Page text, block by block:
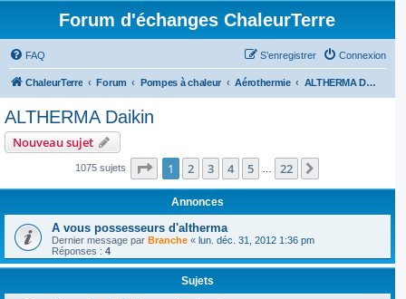
Forum d'échanges ChaleurTerre
FAQ Connexion
S’enregistrer
ChaleurTerre Forum Pompes à chaleur Aérothermie ALTHERMA Daikin
ALTHERMA Daikin
Nouveau sujet
1075 sujets Page 1sur22
1 2 3 4 5 22
Annonces
A vous possesseurs d'altherma
Dernier message par Branche « lun. déc. 31, 2012 1:36 pm
Réponses : 4
Sujets